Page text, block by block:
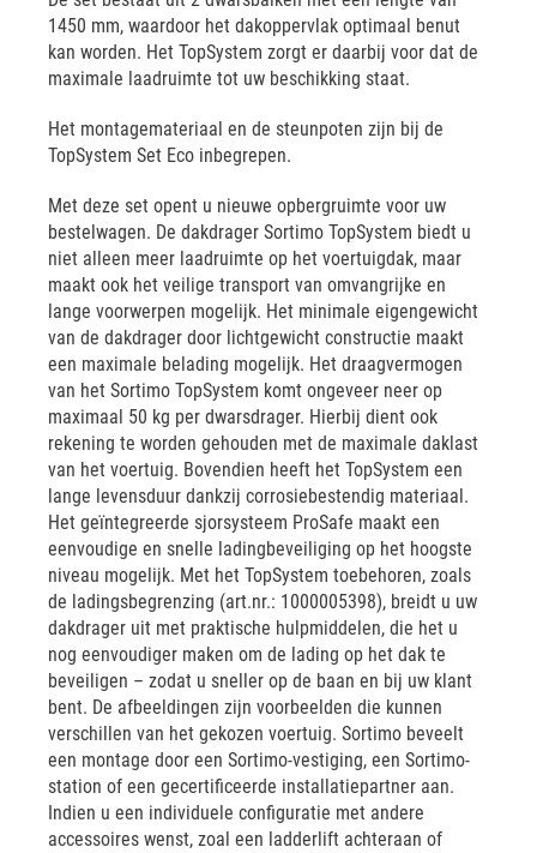
1450 mm, waardoor het dakoppervlak optimaal benut
kan worden. Het TopSystem zorgt er daarbij voor dat de
maximale laadruimte tot uw beschikking staat.
Het montagemateriaal en de steunpoten zijn bij de
TopSystem Set Eco inbegrepen.
Met deze set opent u nieuwe opbergruimte voor uw
bestelwagen. De dakdrager Sortimo TopSystem biedt u
niet alleen meer laadruimte op het voertuigdak, maar
maakt ook het veilige transport van omvangrijke en
lange voorwerpen mogelijk. Het minimale eigengewicht
van de dakdrager door lichtgewicht constructie maakt
een maximale belading mogelijk. Het draagvermogen
van het Sortimo TopSystem komt ongeveer neer op
maximaal 50 kg per dwarsdrager. Hierbij dient ook
rekening te worden gehouden met de maximale daklast
van het voertuig. Bovendien heeft het TopSystem een
lange levensduur dankzij corrosiebestendig materiaal.
Het geïntegreerde sjorsysteem ProSafe maakt een
eenvoudige en snelle ladingbeveiliging op het hoogste
niveau mogelijk. Met het TopSystem toebehoren, zoals
de ladingsbegrenzing (art.nr.: 1000005398), breidt u uw
dakdrager uit met praktische hulpmiddelen, die het u
nog eenvoudiger maken om de lading op het dak te
beveiligen – zodat u sneller op de baan en bij uw klant
bent. De afbeeldingen zijn voorbeelden die kunnen
verschillen van het gekozen voertuig. Sortimo beveelt
een montage door een Sortimo-vestiging, een Sortimo-
station of een gecertificeerde installatiepartner aan.
Indien u een individuele configuratie met andere
accessoires wenst, zoal een ladderlift achteraan of